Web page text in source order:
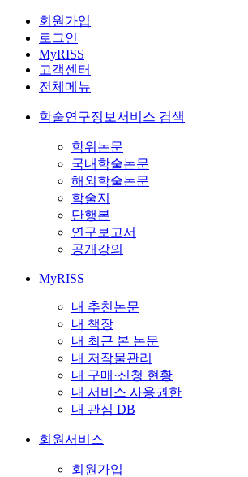
회원가입
로그인
MyRISS
고객센터
전체메뉴
학술연구정보서비스 검색
학위논문
국내학술논문
해외학술논문
학술지
단행본
연구보고서
공개강의
MyRISS
내 추천논문
내 책장
내 최근 본 논문
내 저작물관리
내 구매·신청 현황
내 서비스 사용권한
내 관심 DB
회원서비스
회원가입